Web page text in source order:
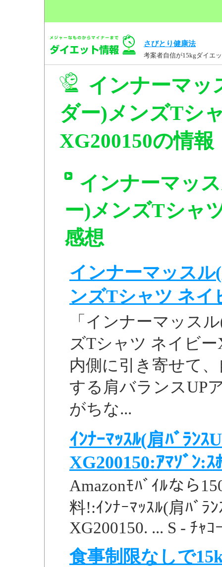
さびとり健康法
考案者自信が15kgダイエ
インナーマッ
ダー)メンズTシ
XG200150の情報
インナーマッ
ー)メンズTシャ
感想
インナーマッス
ンズTシャツ ネイ
「インナーマッス
ズTシャツ ネイビー
内側に引き寄せて
する肩バランスUP
がちな...
ｲﾝﾅｰﾏｯｽﾙ(肩ﾊﾞﾗﾝｽ
XG200150:ｱﾏｿﾞﾝ:ｽ
Amazonﾓﾊﾞｲﾙなら
料!:ｲﾝﾅｰﾏｯｽﾙ(肩ﾊﾞﾗ
XG200150. ... S - ﾁｬｺ
食事制限なしで